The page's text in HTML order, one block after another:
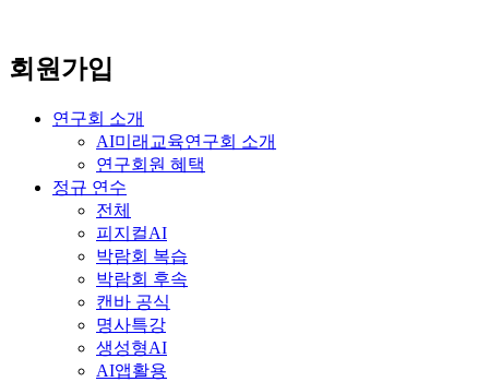
회원가입
연구회 소개
AI미래교육연구회 소개
연구회원 혜택
정규 연수
전체
피지컬AI
박람회 복습
박람회 후속
캔바 공식
명사특강
생성형AI
AI앱활용